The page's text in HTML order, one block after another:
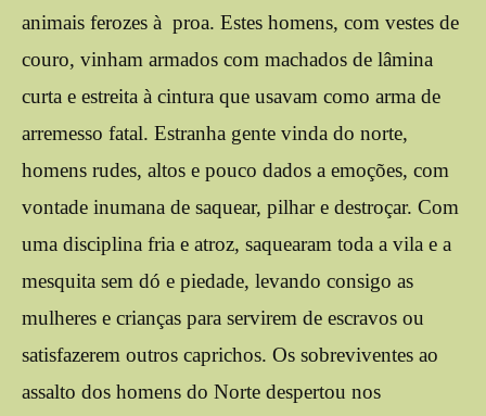
animais ferozes à proa. Estes homens, com vestes de
couro, vinham armados com machados de lâmina
curta e estreita à cintura que usavam como arma de
arremesso fatal. Estranha gente vinda do norte,
homens rudes, altos e pouco dados a emoções, com
vontade inumana de saquear, pilhar e destroçar. Com
uma disciplina fria e atroz, saquearam toda a vila e a
mesquita sem dó e piedade, levando consigo as
mulheres e crianças para servirem de escravos ou
satisfazerem outros caprichos. Os sobreviventes ao
assalto dos homens do Norte despertou nos